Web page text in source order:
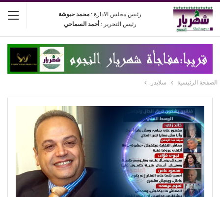
رئيس مجلس الادارة : محمد حبوشة
رئيس التحرير : أحمد السماحي
الصفحة الرئيسية سلايدر